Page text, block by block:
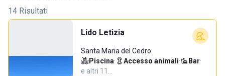
14 Risultati
Lido Letizia
Santa Maria del Cedro
Piscina· Accesso animali· Bar·
e altri 11…